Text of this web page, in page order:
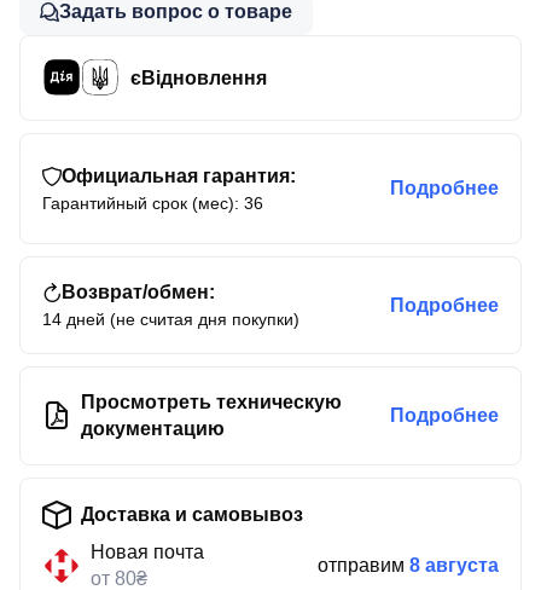
Задать вопрос о товаре
єВідновлення
Официальная гарантия:
Гарантийный срок (мес): 36
Подробнее
Возврат/обмен:
14 дней (не считая дня покупки)
Подробнее
Просмотреть техническую
документацию
Подробнее
Доставка и самовывоз
Новая почта
от 80₴
отправим 8 августа